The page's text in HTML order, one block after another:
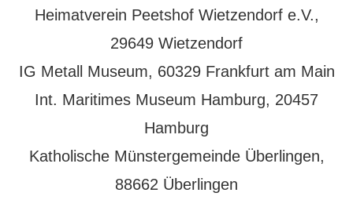
Heimatverein Peetshof Wietzendorf e.V.,
29649 Wietzendorf
IG Metall Museum, 60329 Frankfurt am Main
Int. Maritimes Museum Hamburg, 20457
Hamburg
Katholische Münstergemeinde Überlingen,
88662 Überlingen